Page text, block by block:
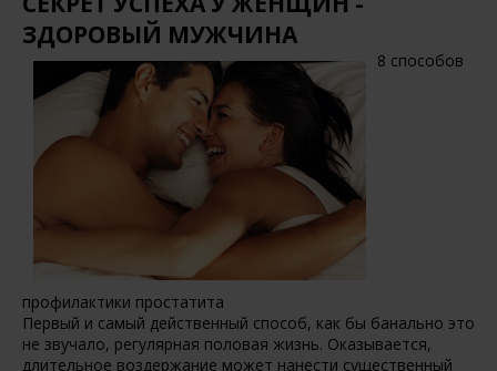
ЗДОРОВЫЙ МУЖЧИНА
8 способов
профилактики простатита
Первый и самый действенный способ, как бы банально это
не звучало, регулярная половая жизнь. Оказывается,
длительное воздержание может нанести существенный